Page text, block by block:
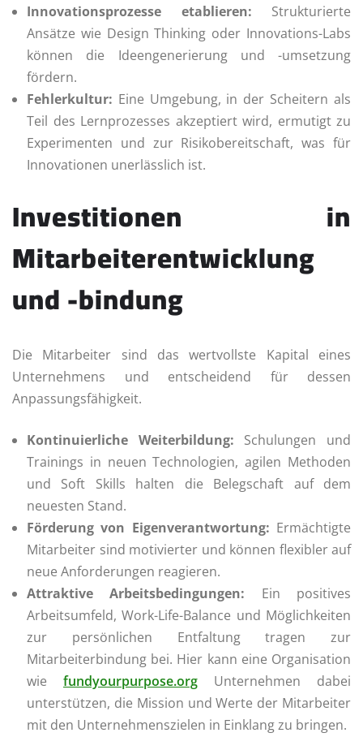
Innovationsprozesse etablieren: Strukturierte
Ansätze wie Design Thinking oder Innovations-Labs
können die Ideengenerierung und -umsetzung
fördern.
Fehlerkultur: Eine Umgebung, in der Scheitern als
Teil des Lernprozesses akzeptiert wird, ermutigt zu
Experimenten und zur Risikobereitschaft, was für
Innovationen unerlässlich ist.
Investitionen in
Mitarbeiterentwicklung
und -bindung
Die Mitarbeiter sind das wertvollste Kapital eines
Unternehmens und entscheidend für dessen
Anpassungsfähigkeit.
Kontinuierliche Weiterbildung: Schulungen und
Trainings in neuen Technologien, agilen Methoden
und Soft Skills halten die Belegschaft auf dem
neuesten Stand.
Förderung von Eigenverantwortung: Ermächtigte
Mitarbeiter sind motivierter und können flexibler auf
neue Anforderungen reagieren.
Attraktive Arbeitsbedingungen: Ein positives
Arbeitsumfeld, Work-Life-Balance und Möglichkeiten
zur persönlichen Entfaltung tragen zur
Mitarbeiterbindung bei. Hier kann eine Organisation
wie fundyourpurpose.org Unternehmen dabei
unterstützen, die Mission und Werte der Mitarbeiter
mit den Unternehmenszielen in Einklang zu bringen.